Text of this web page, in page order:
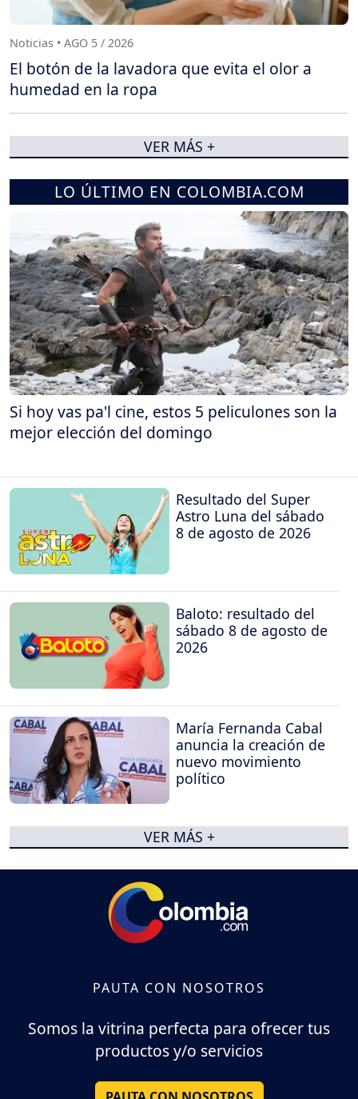
LO ÚLTIMO EN COLOMBIA.COM
Si hoy vas pa'l cine, estos 5 peliculones son la
mejor elección del domingo
Resultado del Super
Astro Luna del sábado
8 de agosto de 2026
Baloto: resultado del
sábado 8 de agosto de
2026
María Fernanda Cabal
anuncia la creación de
nuevo movimiento
político
VER MÁS +
Noticias • AGO 5 / 2026
El botón de la lavadora que evita el olor a
humedad en la ropa
VER MÁS +
PAUTA CON NOSOTROS
Somos la vitrina perfecta para ofrecer tus
productos y/o servicios